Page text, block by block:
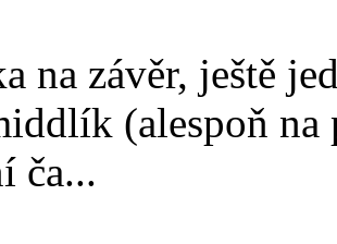
na závěr, ještě
(alespoň na
ča...